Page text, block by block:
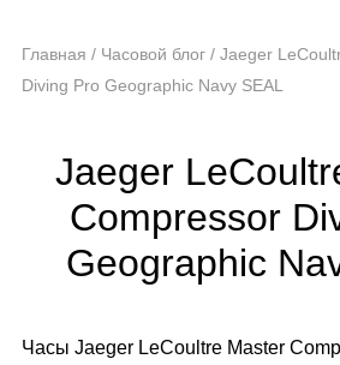
Главная / Часовой блог / Jaeger
Diving Pro Geographic Navy SEAL
Jaeger
Compressor
Geographic
Часы Jaeger LeCoultre Master